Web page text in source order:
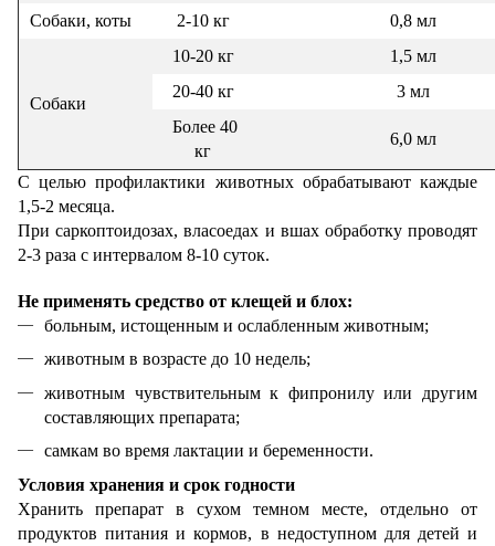
Собаки, коты 2-10 кг 0,8 мл
Собаки
10-20 кг
1,5 мл
20-40 кг
3 мл
Более 40
кг
6,0 мл
С целью профилактики животных обрабатывают каждые
1,5-2 месяца.
При саркоптоидозах, власоедах и вшах обработку проводят
2-3 раза с интервалом 8-10 суток.
Не применять средство от клещей и блох:
больным, истощенным и ослабленным животным;
животным в возрасте до 10 недель;
животным чувствительным к фипронилу или другим
составляющих препарата;
самкам во время лактации и беременности.
Условия хранения и срок годности
Хранить препарат в сухом темном месте, отдельно от
продуктов питания и кормов, в недоступном для детей и